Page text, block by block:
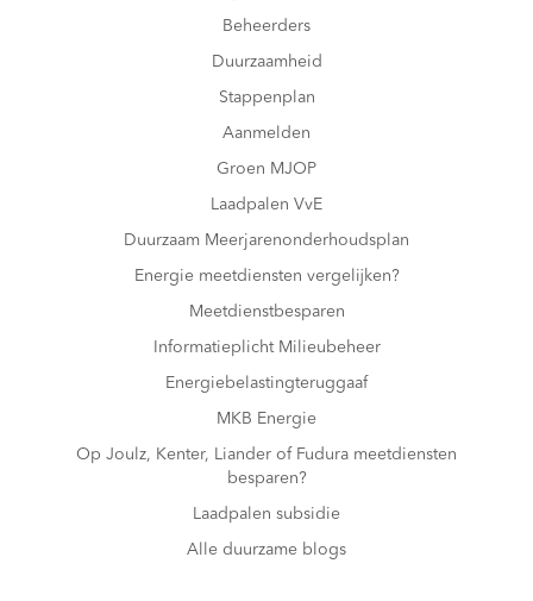
Beheerders
Duurzaamheid
Stappenplan
Aanmelden
Groen MJOP
Laadpalen VvE
Duurzaam Meerjarenonderhoudsplan
Energie meetdiensten vergelijken?
Meetdienstbesparen
Informatieplicht Milieubeheer
Energiebelastingteruggaaf
MKB Energie
Op Joulz, Kenter, Liander of Fudura meetdiensten
besparen?
Laadpalen subsidie
Alle duurzame blogs